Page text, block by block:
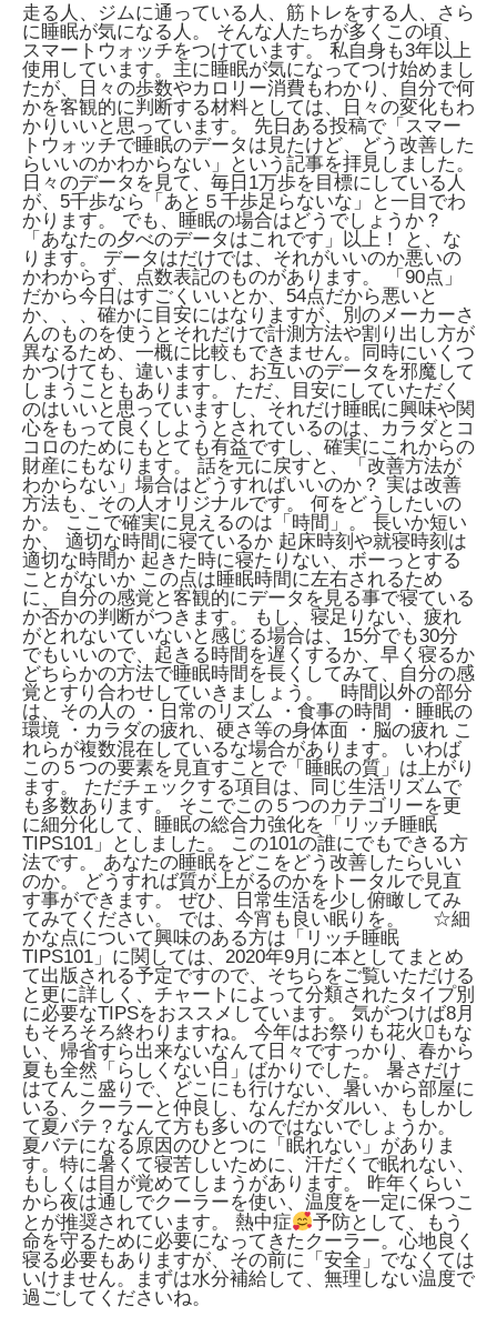
走る人、ジムに通っている人、筋トレをする人、さら
に睡眠が気になる人。 そんな人たちが多くこの頃、
スマートウォッチをつけています。 私自身も3年以上
使用しています。主に睡眠が気になってつけ始めまし
たが、日々の歩数やカロリー消費もわかり、自分で何
かを客観的に判断する材料としては、日々の変化もわ
かりいいと思っています。 先日ある投稿で「スマー
トウォッチで睡眠のデータは見たけど、どう改善した
らいいのかわからない」という記事を拝見しました。
日々のデータを見て、毎日1万歩を目標にしている人
が、5千歩なら「あと５千歩足らないな」と一目でわ
かります。 でも、睡眠の場合はどうでしょうか？
「あなたの夕べのデータはこれです」以上！ と、な
ります。 データはだけでは、それがいいのか悪いの
かわからず、点数表記のものがあります。 「90点」
だから今日はすごくいいとか、54点だから悪いと
か、、、確かに目安にはなりますが、別のメーカーさ
んのものを使うとそれだけで計測方法や割り出し方が
異なるため、一概に比較もできません。同時にいくつ
かつけても、違いますし、お互いのデータを邪魔して
しまうこともあります。 ただ、目安にしていただく
のはいいと思っていますし、それだけ睡眠に興味や関
心をもって良くしようとされているのは、カラダとコ
コロのためにもとても有益ですし、確実にこれからの
財産にもなります。 話を元に戻すと、「改善方法が
わからない」場合はどうすればいいのか？ 実は改善
方法も、その人オリジナルです。 何をどうしたいの
か。 ここで確実に見えるのは「時間」。 長いか短い
か、 適切な時間に寝ているか 起床時刻や就寝時刻は
適切な時間か 起きた時に寝たりない、ボーっとする
ことがないか この点は睡眠時間に左右されるため
に、自分の感覚と客観的にデータを見る事で寝ている
か否かの判断がつきます。 もし、寝足りない、疲れ
がとれないていないと感じる場合は、15分でも30分
でもいいので、起きる時間を遅くするか、早く寝るか
どちらかの方法で睡眠時間を長くしてみて、自分の感
覚とすり合わせしていきましょう。 時間以外の部分
は、その人の ・日常のリズム ・食事の時間 ・睡眠の
環境 ・カラダの疲れ、硬さ等の身体面 ・脳の疲れ こ
れらが複数混在しているな場合があります。 いわば
この５つの要素を見直すことで「睡眠の質」は上がり
ます。 ただチェックする項目は、同じ生活リズムで
も多数あります。 そこでこの５つのカテゴリーを更
に細分化して、睡眠の総合力強化を「リッチ睡眠
TIPS101」としました。 この101の誰にでもできる方
法です。 あなたの睡眠をどこをどう改善したらいい
のか。 どうすれば質が上がるのかをトータルで見直
す事ができます。 ぜひ、日常生活を少し俯瞰してみ
てみてください。 では、今宵も良い眠りを。 ☆細
かな点について興味のある方は「リッチ睡眠
TIPS101」に関しては、2020年9月に本としてまとめ
て出版される予定ですので、そちらをご覧いただける
と更に詳しく、チャートによって分類されたタイプ別
に必要なTIPSをおススメしています。 気がつけば8月
もそろそろ終わりますね。 今年はお祭りも花火もな
い、帰省すら出来ないなんて日々ですっかり、春から
夏も全然「らしくない日」ばかりでした。 暑さだけ
はてんこ盛りで、どこにも行けない、暑いから部屋に
いる、クーラーと仲良し、なんだかダルい、もしかし
て夏バテ？なんて方も多いのではないでしょうか。
夏バテになる原因のひとつに「眠れない」がありま
す。特に暑くて寝苦しいために、汗だくで眠れない、
もしくは目が覚めてしまうがあります。 昨年くらい
から夜は通しでクーラーを使い、温度を一定に保つこ
とが推奨されています。 熱中症
予防として、もう
命を守るために必要になってきたクーラー。心地良く
寝る必要もありますが、その前に「安全」でなくては
いけません。まずは水分補給して、無理しない温度で
過ごしてくださいね。